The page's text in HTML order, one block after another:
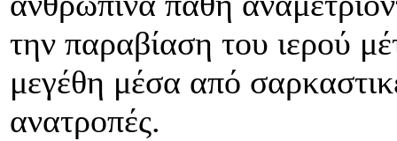
την παραβίαση του ιερού
μεγέθη μέσα από
ανατροπές.